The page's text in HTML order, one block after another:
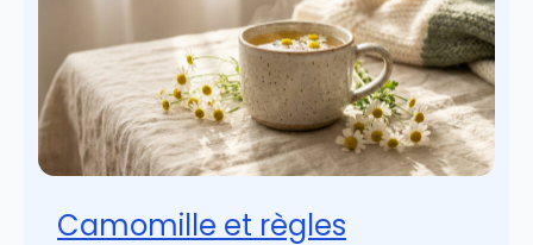
Camomille et règles